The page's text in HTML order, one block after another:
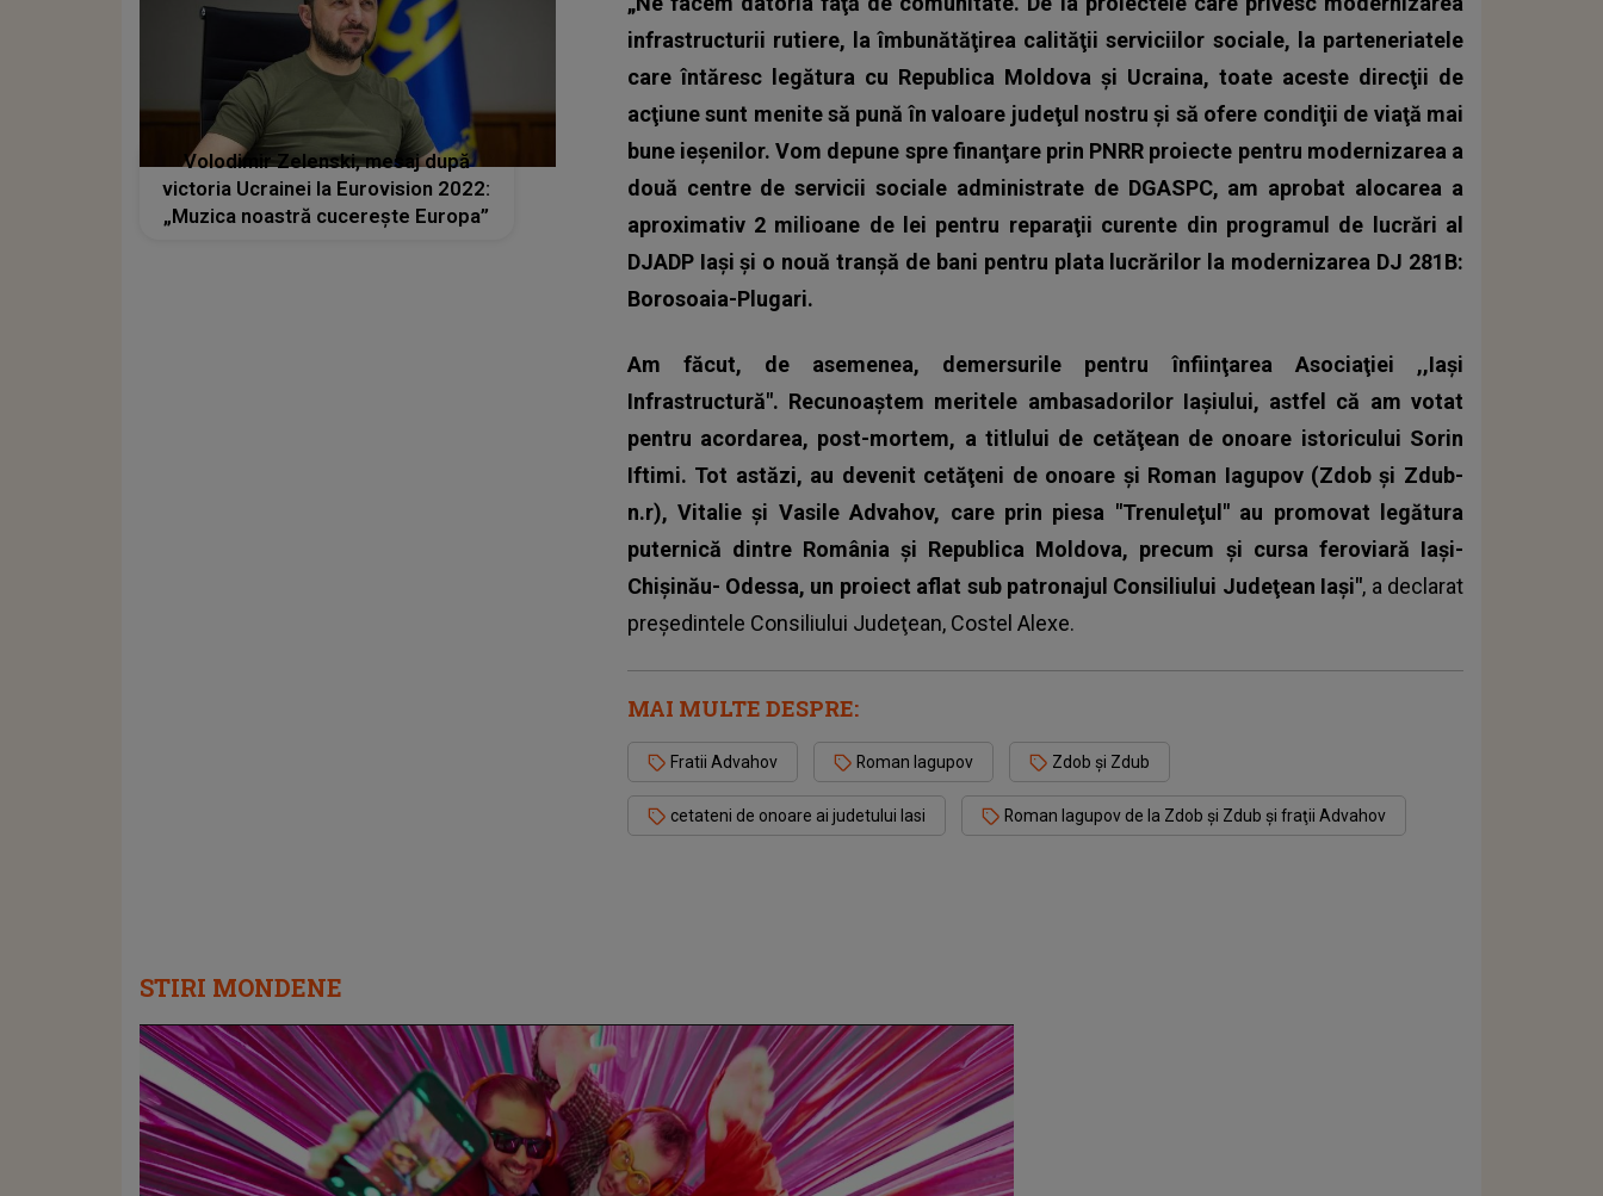
infrastructurii rutiere, la îmbunătăţirea calităţii serviciilor sociale, la parteneriatele
care întăresc legătura cu Republica Moldova şi Ucraina, toate aceste direcţii de
acţiune sunt menite să pună în valoare judeţul nostru şi să ofere condiţii de viaţă mai
bune ieşenilor. Vom depune spre finanţare prin PNRR proiecte pentru modernizarea a
două centre de servicii sociale administrate de DGASPC, am aprobat alocarea a
aproximativ 2 milioane de lei pentru reparaţii curente din programul de lucrări al
DJADP Iaşi şi o nouă tranşă de bani pentru plata lucrărilor la modernizarea DJ 281B:
Borosoaia-Plugari.
Am făcut, de asemenea, demersurile pentru înfiinţarea Asociaţiei ,,Iaşi
Infrastructură". Recunoaştem meritele ambasadorilor Iaşiului, astfel că am votat
pentru acordarea, post-mortem, a titlului de cetăţean de onoare istoricului Sorin
Iftimi. Tot astăzi, au devenit cetăţeni de onoare şi Roman Iagupov (Zdob şi Zdub-
n.r), Vitalie şi Vasile Advahov, care prin piesa "Trenuleţul" au promovat legătura
puternică dintre România şi Republica Moldova, precum şi cursa feroviară Iaşi-
Chişinău- Odessa, un proiect aflat sub patronajul Consiliului Judeţean Iaşi", a declarat
preşedintele Consiliului Judeţean, Costel Alexe.
MAI MULTE DESPRE:
Fratii Advahov Roman Iagupov Zdob și Zdub
cetateni de onoare ai judetului Iasi Roman Iagupov de la Zdob şi Zdub şi fraţii Advahov
Volodimir Zelenski, mesaj după
victoria Ucrainei la Eurovision 2022:
„Muzica noastră cucerește Europa”
STIRI MONDENE